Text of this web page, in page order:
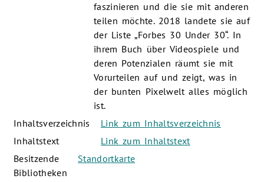
faszinieren und die sie mit anderen
teilen möchte. 2018 landete sie auf
der Liste „Forbes 30 Under 30“. In
ihrem Buch über Videospiele und
deren Potenzialen räumt sie mit
Vorurteilen auf und zeigt, was in
der bunten Pixelwelt alles möglich
ist.
Inhaltsverzeichnis
Link zum Inhaltsverzeichnis
Inhaltstext
Link zum Inhaltstext
Besitzende
Bibliotheken
Standortkarte